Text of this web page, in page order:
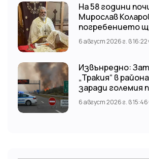
На 58 години
Мирослав
погребението
август (събота)
храм “Св. Св.
6 август 2026 г. в 16:22
Извънредно:
„Тракия“ в
заради големия
6 август 2026 г. в 15:46